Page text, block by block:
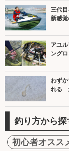
三代
新感
アユ
ング
わず
れる
釣り方から探
初心者オスス